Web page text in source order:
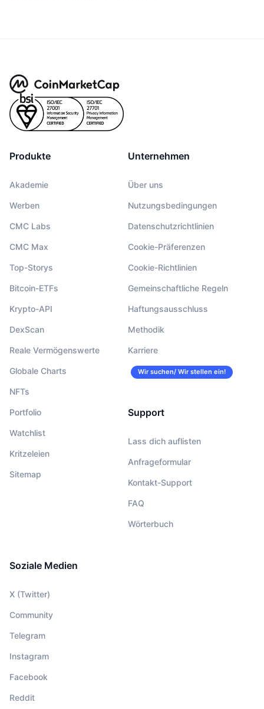
Produkte
Akademie
Werben
CMC Labs
CMC Max
Top-Storys
Bitcoin-ETFs
Krypto-API
DexScan
Reale Vermögenswerte
Globale Charts
NFTs
Portfolio
Watchlist
Kritzeleien
Sitemap
Unternehmen
Über uns
Nutzungsbedingungen
Datenschutzrichtlinien
Cookie-Präferenzen
Cookie-Richtlinien
Gemeinschaftliche Regeln
Haftungsausschluss
Methodik
Karriere
Wir suchen/ Wir stellen ein!
Support
Lass dich auflisten
Anfrageformular
Kontakt-Support
FAQ
Wörterbuch
Soziale Medien
X (Twitter)
Community
Telegram
Instagram
Facebook
Reddit